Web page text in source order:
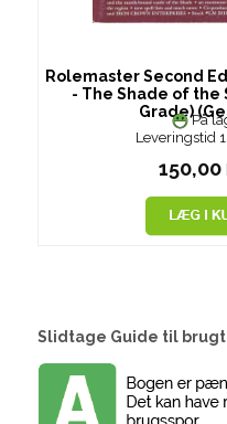
Rolemaster Second
- The Shade of the
Grade)På
Leveringstid
150,00
Slidtage Guide til